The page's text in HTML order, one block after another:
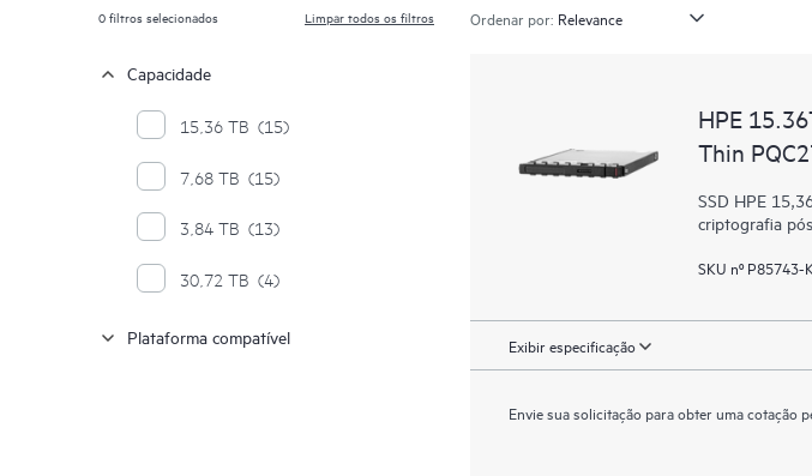
0filtros selecionados Limpar todos os filtros
Capacidade
15,36 TB (15)
7,68 TB (15)
3,84 TB (13)
30,72 TB (4)
Plataforma compatível
Ordenar por:
HPE
Thin
SSD HPE
criptografia
SKU nº P85743-
Exibir especificação
Envie sua solicitação para obter uma cotação